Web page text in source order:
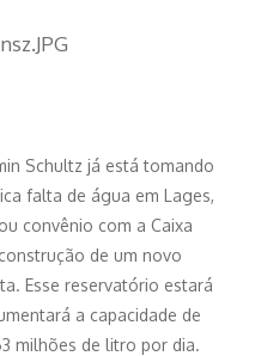
Schultz já está tomando
falta de água em Lages,
convênio com a Caixa
de um novo
Esse reservatório estará
a capacidade de
milhões de litro por dia.